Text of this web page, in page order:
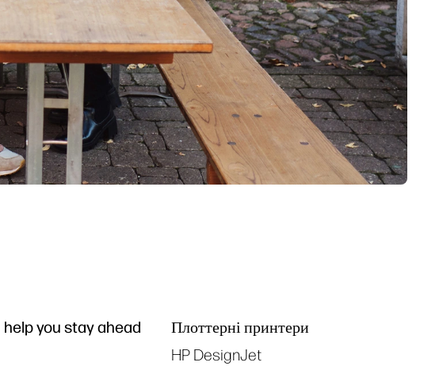
you stay ahead
Tags
Плоттерні принтери
HP DesignJet